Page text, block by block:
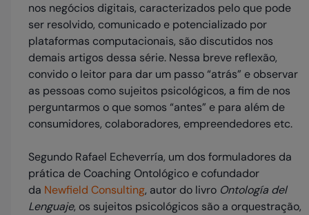
nos negócios digitais, caracterizados pelo que pode
ser resolvido, comunicado e potencializado por
plataformas computacionais, são discutidos nos
demais artigos dessa série. Nessa breve reflexão,
convido o leitor para dar um passo “atrás” e observar
as pessoas como sujeitos psicológicos, a fim de nos
perguntarmos o que somos “antes” e para além de
consumidores, colaboradores, empreendedores etc.
Segundo Rafael Echeverría, um dos formuladores da
prática de Coaching Ontológico e cofundador
da Newfield Consulting, autor do livro Ontología del
Lenguaje, os sujeitos psicológicos são a orquestração,